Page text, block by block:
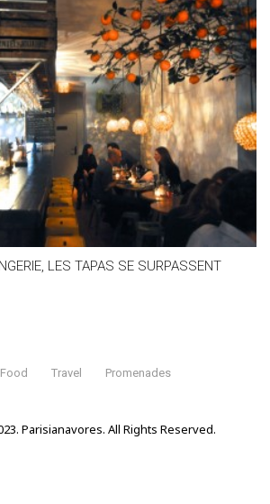
LES TAPAS SE SURPASSENT
Travel Promenades
Parisianavores. All Rights Reserved.